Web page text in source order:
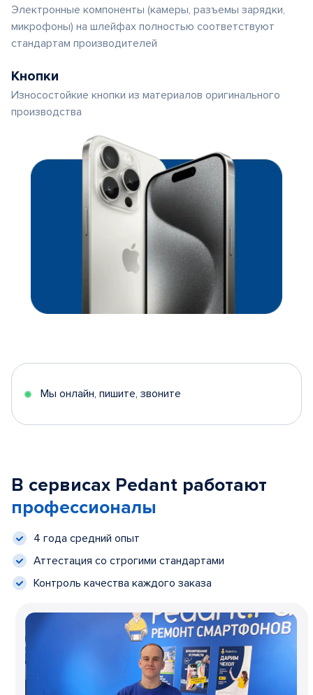
Электронные компоненты (камеры, разъемы зарядки,
микрофоны) на шлейфах полностью соответствуют
стандартам производителей
Кнопки
Износостойкие кнопки из материалов оригинального
производства
Мы онлайн, пишите, звоните
В сервисах Pedant работают
профессионалы
4 года средний опыт
Аттестация со строгими стандартами
Контроль качества каждого заказа